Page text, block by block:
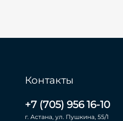
Контакты
+7 (705) 956 16-10
г. Астана, ул. Пушкина, 55/1